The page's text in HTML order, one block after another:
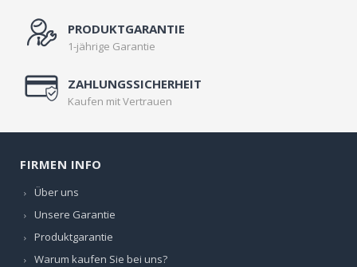
PRODUKTGARANTIE
1-jährige Garantie
ZAHLUNGSSICHERHEIT
Kaufen mit Vertrauen
FIRMEN INFO
Über uns
Unsere Garantie
Produktgarantie
Warum kaufen Sie bei uns?